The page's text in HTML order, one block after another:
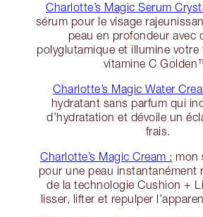
Charlotte’s Magic Serum
sérum pour le visage
peau en profondeur avec
polyglutamique et illumine votre
vitamine C
Charlotte’s Magic Water
hydratant sans parfum qui
d’hydratation et dévoile un
frais.
Charlotte’s Magic Cream : mon
pour une peau instantanément
de la technologie Cushion +
lisser, lifter et repulper